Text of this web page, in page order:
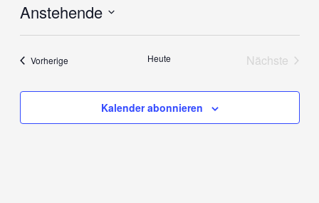
Anstehende
Datum
VorherigeVeranstaltungen Heute
Nächste
Kalender abonnieren